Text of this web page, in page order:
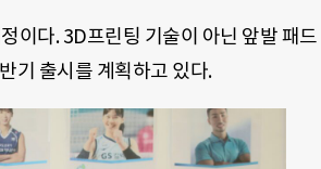
이다. 3D프린팅 기술이 아닌 앞발 패드
기 출시를 계획하고 있다.